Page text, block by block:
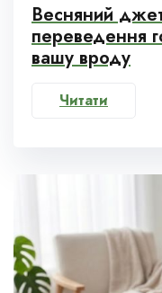
Весняний
переведення
вашу вроду
Читати